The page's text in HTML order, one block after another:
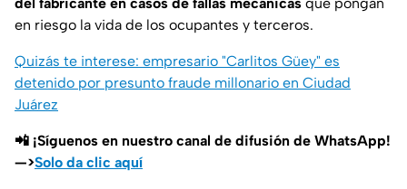
en riesgo la vida de los ocupantes y terceros.
Quizás te interese: empresario "Carlitos Güey" es
detenido por presunto fraude millonario en Ciudad
Juárez
📲 ¡Síguenos en nuestro canal de difusión de WhatsApp!
—>Solo da clic aquí